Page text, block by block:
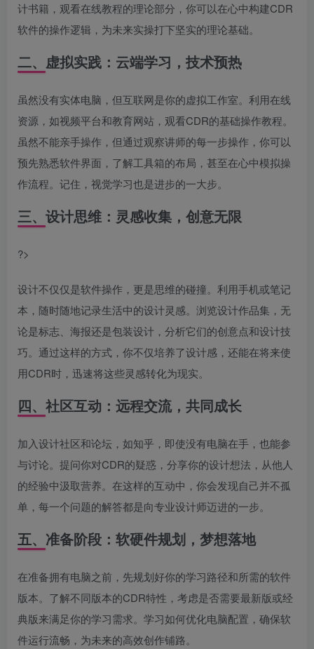
计书籍，观看在线教程的理论部分，你可以在心中构建CDR
软件的操作逻辑，为未来实操打下坚实的理论基础。
二、虚拟实践：云端学习，技术预热
虽然没有实体电脑，但互联网是你的虚拟工作室。利用在线
资源，如视频平台和教育网站，观看CDR的基础操作教程。
虽然不能亲手操作，但通过观察讲师的每一步操作，你可以
预先熟悉软件界面，了解工具箱的布局，甚至在心中模拟操
作流程。记住，视觉学习也是进步的一大步。
三、设计思维：灵感收集，创意无限
?>
设计不仅仅是软件操作，更是思维的碰撞。利用手机或笔记
本，随时随地记录生活中的设计灵感。浏览设计作品集，无
论是标志、海报还是包装设计，分析它们的创意点和设计技
巧。通过这样的方式，你不仅培养了设计感，还能在将来使
用CDR时，迅速将这些灵感转化为现实。
四、社区互动：远程交流，共同成长
加入设计社区和论坛，如知乎，即使没有电脑在手，也能参
与讨论。提问你对CDR的疑惑，分享你的设计想法，从他人
的经验中汲取营养。在这样的互动中，你会发现自己并不孤
单，每一个问题的解答都是向专业设计师迈进的一步。
五、准备阶段：软硬件规划，梦想落地
在准备拥有电脑之前，先规划好你的学习路径和所需的软件
版本。了解不同版本的CDR特性，考虑是否需要最新版或经
典版来满足你的学习需求。学习如何优化电脑配置，确保软
件运行流畅，为未来的高效创作铺路。